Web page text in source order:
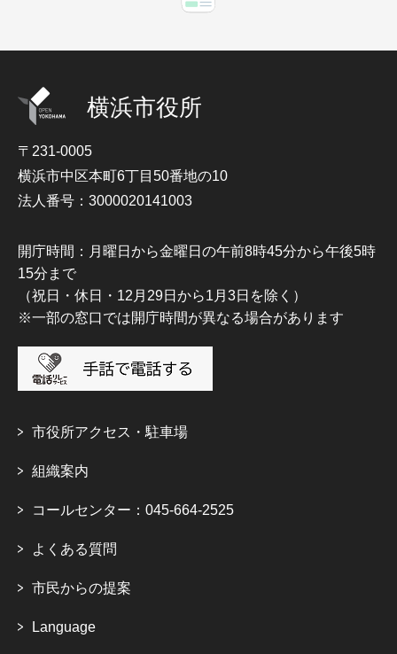
横浜市役所
〒231-0005
横浜市中区本町6丁目50番地の10
法人番号：3000020141003
開庁時間：月曜日から金曜日の午前8時45分から午後5時
15分まで
（祝日・休日・12月29日から1月3日を除く）
※一部の窓口では開庁時間が異なる場合があります
市役所アクセス・駐車場
組織案内
コールセンター：045-664-2525
よくある質問
市民からの提案
Language